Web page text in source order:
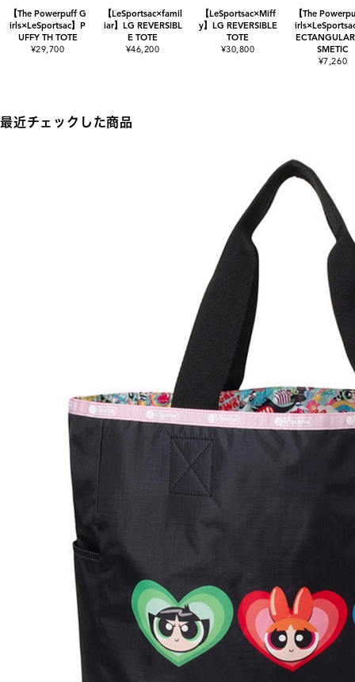
【The Powerpuff G
irls×LeSportsac】P
UFFY TH TOTE
¥29,700
【LeSportsac×famil
iar】LG REVERSIBL
E TOTE
¥46,200
【LeSportsac×Miff
y】LG REVERSIBLE
TOTE
¥30,800
【The
SMETIC
¥7,260
最近チェックした商品